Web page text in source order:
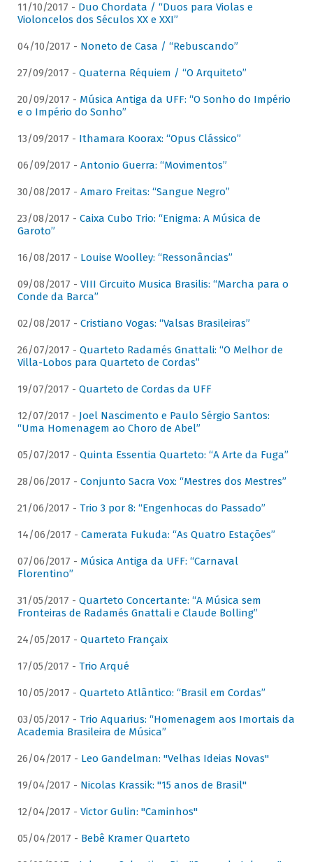
11/10/2017 - Duo Chordata / “Duos para Violas e
Violoncelos dos Séculos XX e XXI”
04/10/2017 - Noneto de Casa / “Rebuscando”
27/09/2017 - Quaterna Réquiem / “O Arquiteto”
20/09/2017 - Música Antiga da UFF: “O Sonho do Império
e o Império do Sonho”
13/09/2017 - Ithamara Koorax: “Opus Clássico”
06/09/2017 - Antonio Guerra: “Movimentos”
30/08/2017 - Amaro Freitas: “Sangue Negro”
23/08/2017 - Caixa Cubo Trio: “Enigma: A Música de
Garoto”
16/08/2017 - Louise Woolley: “Ressonâncias”
09/08/2017 - VIII Circuito Musica Brasilis: “Marcha para o
Conde da Barca”
02/08/2017 - Cristiano Vogas: “Valsas Brasileiras”
26/07/2017 - Quarteto Radamés Gnattali: “O Melhor de
Villa-Lobos para Quarteto de Cordas”
19/07/2017 - Quarteto de Cordas da UFF
12/07/2017 - Joel Nascimento e Paulo Sérgio Santos:
“Uma Homenagem ao Choro de Abel”
05/07/2017 - Quinta Essentia Quarteto: “A Arte da Fuga”
28/06/2017 - Conjunto Sacra Vox: “Mestres dos Mestres”
21/06/2017 - Trio 3 por 8: “Engenhocas do Passado”
14/06/2017 - Camerata Fukuda: “As Quatro Estações”
07/06/2017 - Música Antiga da UFF: “Carnaval
Florentino”
31/05/2017 - Quarteto Concertante: “A Música sem
Fronteiras de Radamés Gnattali e Claude Bolling”
24/05/2017 - Quarteto Françaix
17/05/2017 - Trio Arqué
10/05/2017 - Quarteto Atlântico: “Brasil em Cordas”
03/05/2017 - Trio Aquarius: “Homenagem aos Imortais da
Academia Brasileira de Música”
26/04/2017 - Leo Gandelman: "Velhas Ideias Novas"
19/04/2017 - Nicolas Krassik: "15 anos de Brasil"
12/04/2017 - Victor Gulin: "Caminhos"
05/04/2017 - Bebê Kramer Quarteto